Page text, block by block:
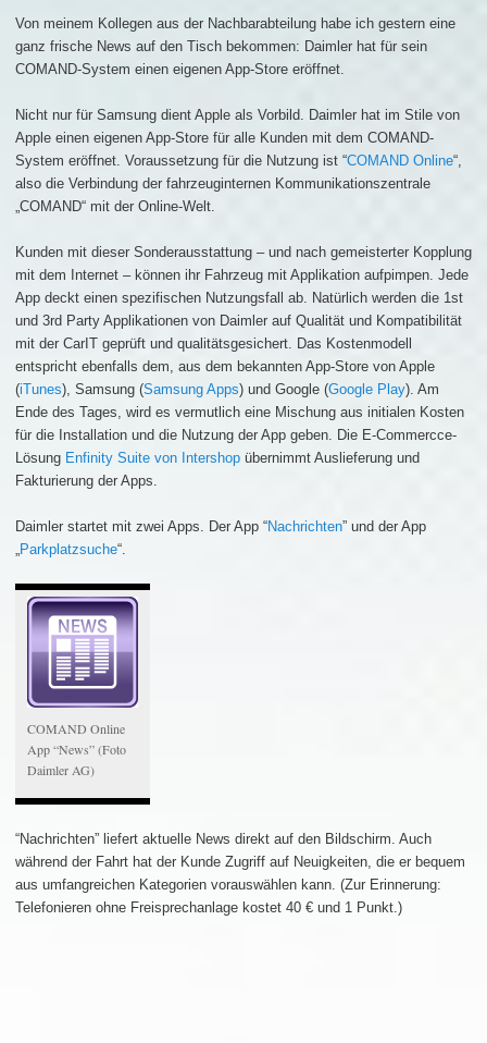
Von meinem Kollegen aus der Nachbarabteilung habe ich gestern eine
ganz frische News auf den Tisch bekommen: Daimler hat für sein
COMAND-System einen eigenen App-Store eröffnet.
Nicht nur für Samsung dient Apple als Vorbild. Daimler hat im Stile von
Apple einen eigenen App-Store für alle Kunden mit dem COMAND-
System eröffnet. Voraussetzung für die Nutzung ist “COMAND Online“,
also die Verbindung der fahrzeuginternen Kommunikationszentrale
„COMAND“ mit der Online-Welt.
Kunden mit dieser Sonderausstattung – und nach gemeisterter Kopplung
mit dem Internet – können ihr Fahrzeug mit Applikation aufpimpen. Jede
App deckt einen spezifischen Nutzungsfall ab. Natürlich werden die 1st
und 3rd Party Applikationen von Daimler auf Qualität und Kompatibilität
mit der CarIT geprüft und qualitätsgesichert. Das Kostenmodell
entspricht ebenfalls dem, aus dem bekannten App-Store von Apple
(iTunes), Samsung (Samsung Apps) und Google (Google Play). Am
Ende des Tages, wird es vermutlich eine Mischung aus initialen Kosten
für die Installation und die Nutzung der App geben. Die E-Commercce-
Lösung Enfinity Suite von Intershop übernimmt Auslieferung und
Fakturierung der Apps.
Daimler startet mit zwei Apps. Der App “Nachrichten” und der App
Parkplatzsuche“.
COMAND Online
App “News” (Foto
Daimler AG)
“Nachrichten” liefert aktuelle News direkt auf den Bildschirm. Auch
während der Fahrt hat der Kunde Zugriff auf Neuigkeiten, die er bequem
aus umfangreichen Kategorien vorauswählen kann. (Zur Erinnerung:
Telefonieren ohne Freisprechanlage kostet 40 € und 1 Punkt.)